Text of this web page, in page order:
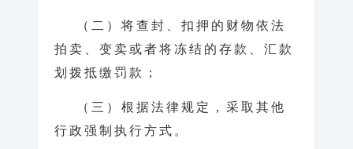
（二）将查封、扣押的财物依法
拍卖、变卖或者将冻结的存款、汇款
划拨抵缴罚款；
（三）根据法律规定，采取其他
行政强制执行方式。